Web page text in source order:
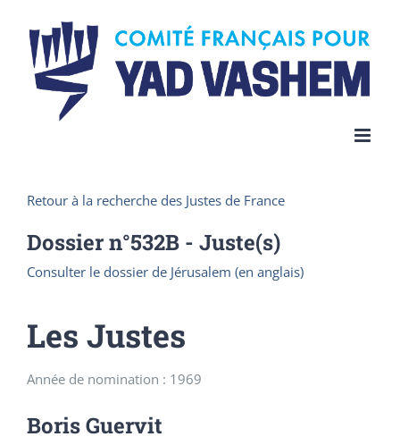
content
Retour à la recherche des Justes de France
Dossier n°532B - Juste(s)
Consulter le dossier de Jérusalem (en anglais)
Les Justes
Année de nomination : 1969
Boris Guervit